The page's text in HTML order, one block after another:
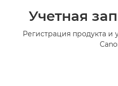
Учетная
Регистрация продукта и